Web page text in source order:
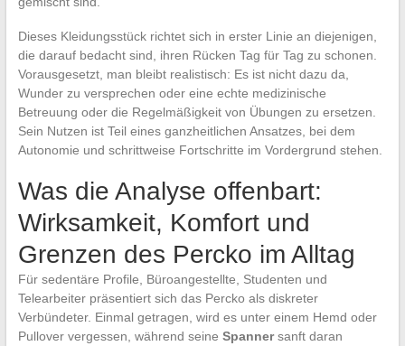
Dieses Kleidungsstück richtet sich in erster Linie an diejenigen,
die darauf bedacht sind, ihren Rücken Tag für Tag zu schonen.
Vorausgesetzt, man bleibt realistisch: Es ist nicht dazu da,
Wunder zu versprechen oder eine echte medizinische
Betreuung oder die Regelmäßigkeit von Übungen zu ersetzen.
Sein Nutzen ist Teil eines ganzheitlichen Ansatzes, bei dem
Autonomie und schrittweise Fortschritte im Vordergrund stehen.
Was die Analyse offenbart:
Wirksamkeit, Komfort und
Grenzen des Percko im Alltag
Für sedentäre Profile, Büroangestellte, Studenten und
Telearbeiter präsentiert sich das Percko als diskreter
Verbündeter. Einmal getragen, wird es unter einem Hemd oder
Pullover vergessen, während seine Spannersanft daran